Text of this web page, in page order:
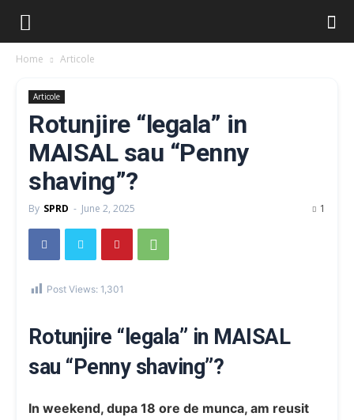
Home Articole
Articole
Rotunjire “legala” in
MAISAL sau “Penny
shaving”?
By SPRD - June 2, 2025 1
Post Views: 1,301
Rotunjire “legala” in MAISAL
sau “Penny shaving”?
In weekend, dupa 18 ore de munca, am reusit